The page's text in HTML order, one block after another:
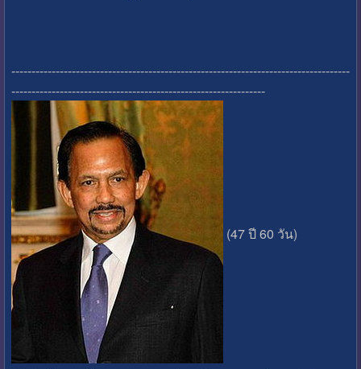
------------------------------------------------------------------------------------
---------------------------------------------------------------
(47 ปี 60 วัน)